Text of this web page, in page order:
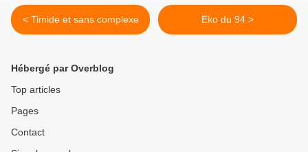
< Timide et sans complexe Eko du 94 >
Hébergé par Overblog
Top articles
Pages
Contact